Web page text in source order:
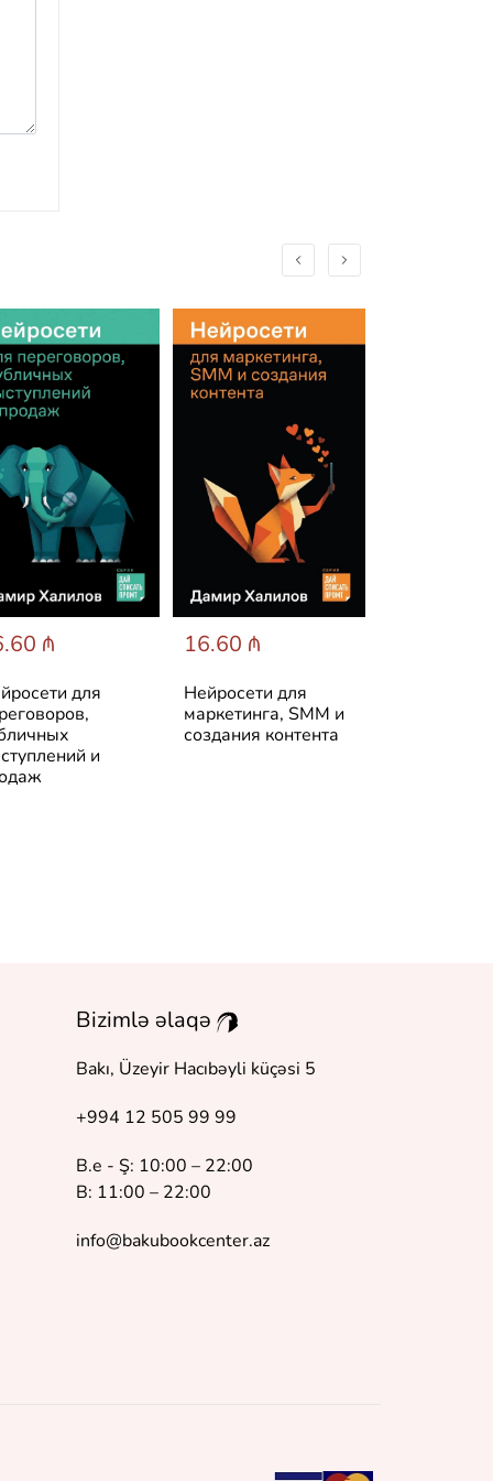
₼
для
и
16.60 ₼
Нейросети для
маркетинга, SMM и
создания контента
Bizimlə əlaqə
Bakı, Üzeyir Hacıbəyli küçəsi 5
+994 12 505 99 99
B.e - Ş: 10:00 – 22:00
B: 11:00 – 22:00
info@bakubookcenter.az